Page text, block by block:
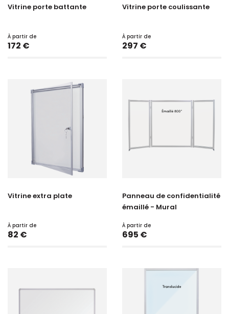
Vitrine porte battante
À partir de
Prix
172 €
Vitrine porte coulissante
À partir de
Prix
297 €
Vitrine extra plate
À partir de
Prix
82 €
Panneau de confidentialité
émaillé - Mural
À partir de
Prix
695 €